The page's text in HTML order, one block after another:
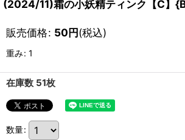
(2024/11)霜の小妖精ティンク【C】
販売価格: 50円(税込)
重み: 1
在庫数 51枚
数量: